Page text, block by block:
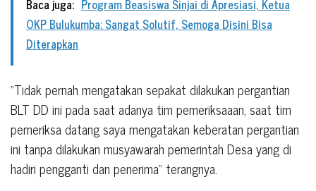
Baca juga: Program Beasiswa Sinjai di Apresiasi, Ketua
OKP Bulukumba: Sangat Solutif, Semoga Disini Bisa
Diterapkan
“Tidak pernah mengatakan sepakat dilakukan pergantian
BLT DD ini pada saat adanya tim pemeriksaaan, saat tim
pemeriksa datang saya mengatakan keberatan pergantian
ini tanpa dilakukan musyawarah pemerintah Desa yang di
hadiri pengganti dan penerima” terangnya.